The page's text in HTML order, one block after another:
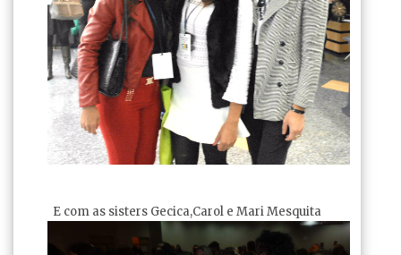
E com as sisters Gecica,Carol e Mari Mesquita